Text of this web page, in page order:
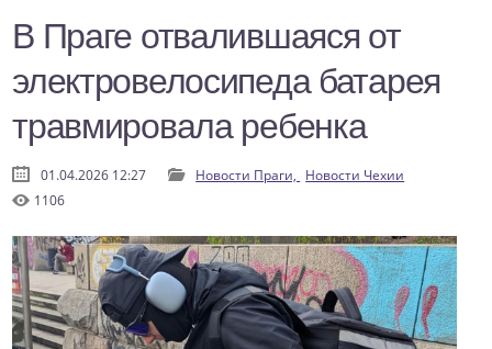
В Праге отвалившаяся от
электровелосипеда батарея
травмировала ребенка
01.04.2026 12:27 Новости Праги, Новости Чехии
1106